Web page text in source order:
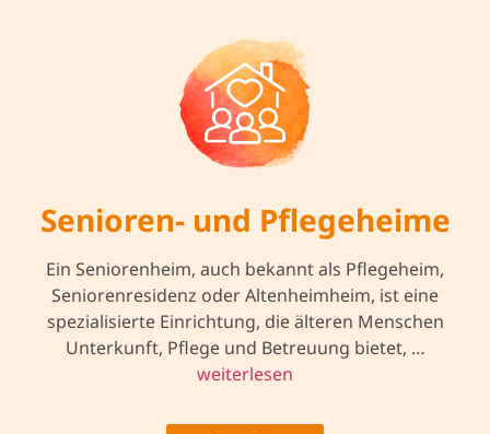
Senioren- und Pflegeheime
Ein Seniorenheim, auch bekannt als Pflegeheim,
Seniorenresidenz oder Altenheimheim, ist eine
spezialisierte Einrichtung, die älteren Menschen
Unterkunft, Pflege und Betreuung bietet, …
weiterlesen